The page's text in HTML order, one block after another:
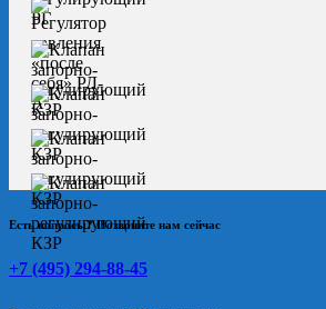
Есть вопросы? Позвоните нам сейчас
+7 (495) 294-88-45